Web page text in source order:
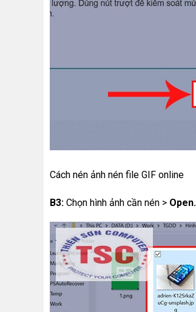
Cách nén ảnh nén file GIF online
B3: Chọn hình ảnh cần nén > Open.